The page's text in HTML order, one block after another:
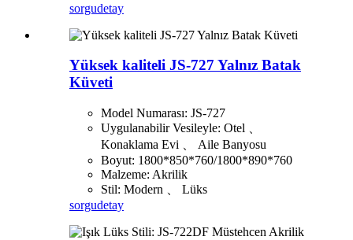
sorgudetay
Yüksek kaliteli JS-727 Yalnız Batak
Küveti
Model Numarası: JS-727
Uygulanabilir Vesileyle: Otel 、
Konaklama Evi 、 Aile Banyosu
Boyut: 1800*850*760/1800*890*760
Malzeme: Akrilik
Stil: Modern 、 Lüks
sorgudetay